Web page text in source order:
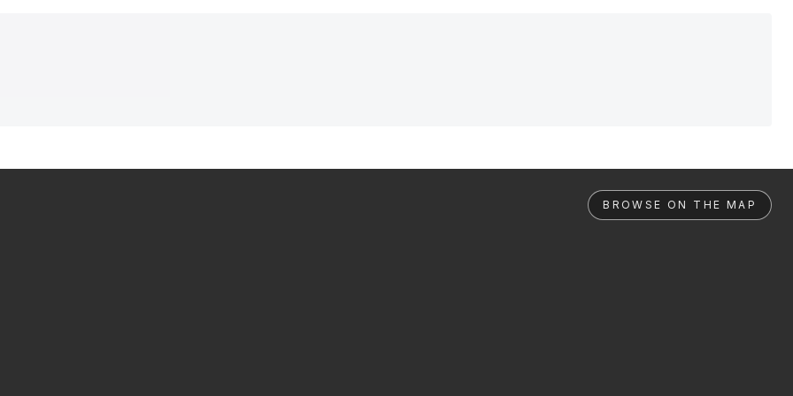
BROWSE ON THE MAP